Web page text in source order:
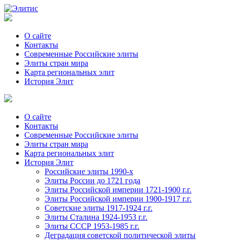
О сайте
Контакты
Современные Российские элиты
Элиты стран мира
Kартa региональных элит
История Элит
О сайте
Контакты
Современные Российские элиты
Элиты стран мира
Картa региональных элит
История Элит
Российские элиты 1990-х
Элиты России до 1721 года
Элиты Российской империи 1721-1900 г.г.
Элиты Российской империи 1900-1917 г.г.
Советские элиты 1917-1924 г.г.
Элиты Сталина 1924-1953 г.г.
Элиты СССР 1953-1985 г.г.
Деградация советской политической элиты